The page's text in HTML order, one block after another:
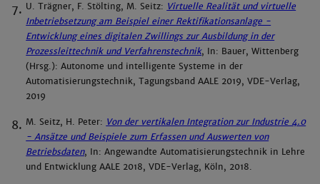
U. Trägner, F. Stölting, M. Seitz: Virtuelle Realität und virtuelle
Inbetriebsetzung am Beispiel einer Rektifikationsanlage -
Entwicklung eines digitalen Zwillings zur Ausbildung in der
Prozessleittechnik und Verfahrenstechnik, In: Bauer, Wittenberg
(Hrsg.): Autonome und intelligente Systeme in der
Automatisierungstechnik, Tagungsband AALE 2019, VDE-Verlag,
2019
M. Seitz, H. Peter: Von der vertikalen Integration zur Industrie 4.0
- Ansätze und Beispiele zum Erfassen und Auswerten von
Betriebsdaten, In: Angewandte Automatisierungstechnik in Lehre
und Entwicklung AALE 2018, VDE-Verlag, Köln, 2018.